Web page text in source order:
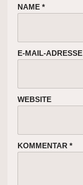
NAME *
E-MAIL-ADRESSE
WEBSITE
KOMMENTAR *